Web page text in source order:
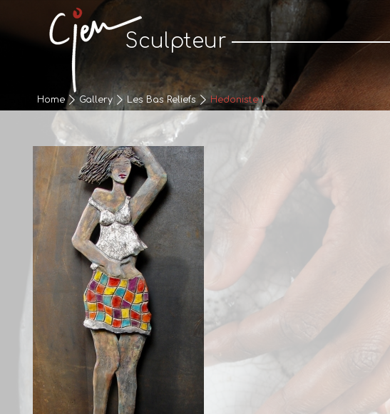
Cjen Sculpteur
Sculpteur
Home Gallery Les Bas Reliefs Hedoniste 1